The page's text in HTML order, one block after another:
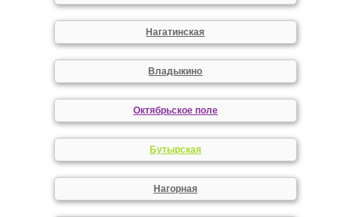
Нагатинская
Владыкино
Октябрьское поле
Бутырская
Нагорная